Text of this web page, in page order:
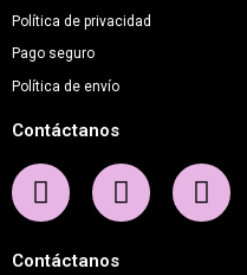
Política de privacidad
Pago seguro
Política de envío
Contáctanos
Contáctanos